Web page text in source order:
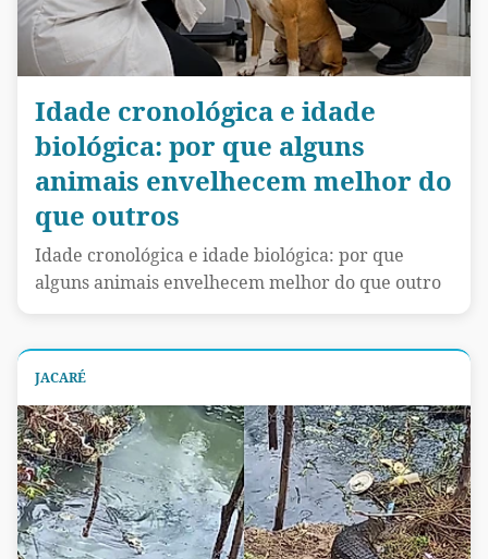
Idade cronológica e idade
biológica: por que alguns
animais envelhecem melhor do
que outros
Idade cronológica e idade biológica: por que
alguns animais envelhecem melhor do que outro
JACARÉ